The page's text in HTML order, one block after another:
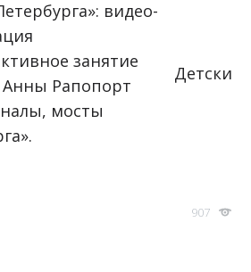
видео-
занятие
Анны Рапопорт
мосты
Детский
907